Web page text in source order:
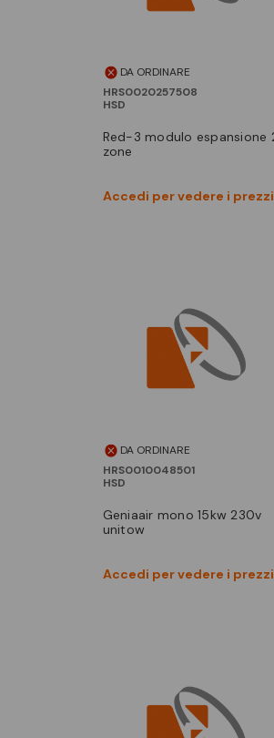
DA ORDINARE
HRS0020257508
HSD
red-3 modulo espansione 2
zone
Accedi per vedere i prezzi
Confronta
DA ORDINARE
HRS0010048501
HSD
geniaair mono 15kw 230v
unitow
Accedi per vedere i prezzi
Confronta